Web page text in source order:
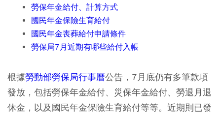
勞保年金給付、計算方式
國民年金保險生育給付
國民年金喪葬給付申請條件
勞保局7月近期有哪些給付入帳​
根據勞動部勞保局行事曆公告，7月底仍有多筆款項
發放，包括勞保年金給付、災保年金給付、勞退月退
休金，以及國民年金保險生育給付等等。近期則已發